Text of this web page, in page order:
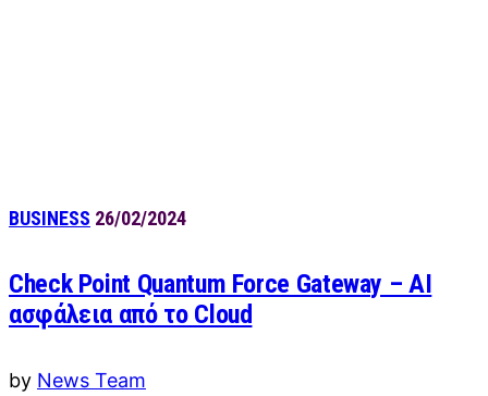
BUSINESS 26/02/2024
Check Point Quantum Force Gateway – ΑΙ
ασφάλεια από το Cloud
by News Team